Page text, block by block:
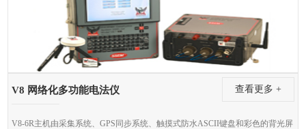
V8 网络化多功能电法仪 查看更多 +
V8-6R主机由采集系统、GPS同步系统、触摸式防水ASCII键盘和彩色的背光屏